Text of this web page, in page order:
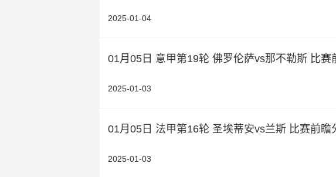
2025-01-04
01月05日 意甲第19轮 佛罗伦萨vs那不勒斯 比赛
2025-01-03
01月05日 法甲第16轮 圣埃蒂安vs兰斯 比赛前瞻
2025-01-03